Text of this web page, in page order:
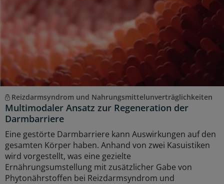
Reizdarmsyndrom und Nahrungsmittelunverträglichkeiten
Multimodaler Ansatz zur Regeneration der
Darmbarriere
Eine gestörte Darmbarriere kann Auswirkungen auf den
gesamten Körper haben. Anhand von zwei Kasuistiken
wird vorgestellt, was eine gezielte
Ernährungsumstellung mit zusätzlicher Gabe von
Phytonährstoffen bei Reizdarmsyndrom und